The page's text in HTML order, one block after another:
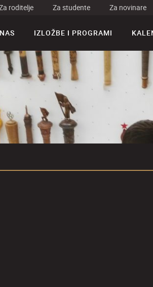
roditelje Za studente Za novinare
IZLOŽBE I PROGRAMI